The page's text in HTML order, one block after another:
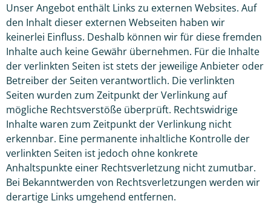
Unser Angebot enthält Links zu externen Websites. Auf
den Inhalt dieser externen Webseiten haben wir
keinerlei Einfluss. Deshalb können wir für diese fremden
Inhalte auch keine Gewähr übernehmen. Für die Inhalte
der verlinkten Seiten ist stets der jeweilige Anbieter oder
Betreiber der Seiten verantwortlich. Die verlinkten
Seiten wurden zum Zeitpunkt der Verlinkung auf
mögliche Rechtsverstöße überprüft. Rechtswidrige
Inhalte waren zum Zeitpunkt der Verlinkung nicht
erkennbar. Eine permanente inhaltliche Kontrolle der
verlinkten Seiten ist jedoch ohne konkrete
Anhaltspunkte einer Rechtsverletzung nicht zumutbar.
Bei Bekanntwerden von Rechtsverletzungen werden wir
derartige Links umgehend entfernen.